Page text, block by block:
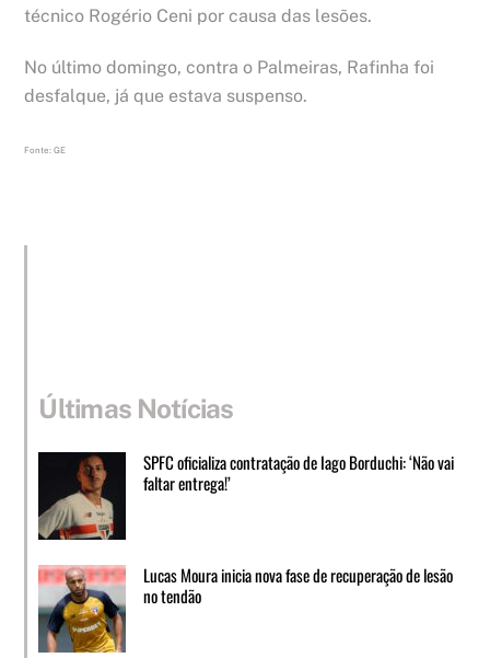
técnico Rogério Ceni por causa das lesões.
No último domingo, contra o Palmeiras, Rafinha foi
desfalque, já que estava suspenso.
Fonte: GE
Últimas Notícias
SPFC oficializa contratação de Iago Borduchi: ‘Não vai
faltar entrega!’
Lucas Moura inicia nova fase de recuperação de lesão
no tendão